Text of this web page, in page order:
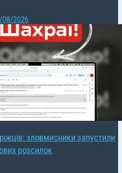
08/2026
зловмисники запустили
розсилок